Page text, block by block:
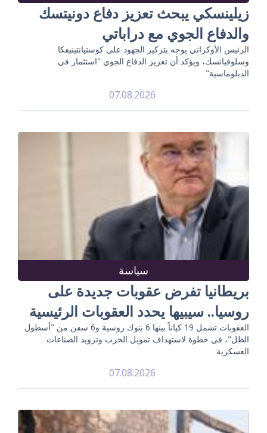
زيلينسكي يبحث تعزيز دفاع دونيتسك
والدفاع الجوي مع دراباتي
الرئيس الأوكراني يوجه بتركيز الجهود على كوستيانتينيفكا
وسلوفيانسك، ويؤكد أن تعزيز الدفاع الجوي "استثمار في
الدبلوماسية"
07.08.2026
سياسة
بريطانيا تفرض عقوبات جديدة على
روسيا.. سيبيها يحدد العقوبات الرئيسية
العقوبات تشمل 19 كياناً بينها 6 بنوك روسية و6 سفن من "أسطول
الظل"، في خطوة لاستهداف تمويل الحرب وتزويد الصناعات
العسكرية
07.08.2026